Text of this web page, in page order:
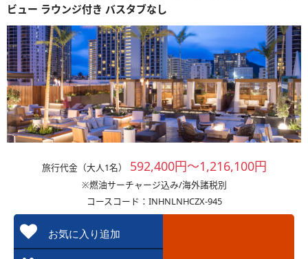
ビュー ラウンジ付き バスタブなし
旅行代金（大人1名） 592,400円～1,216,100円
※燃油サーチャージ込み/海外諸税別
コースコード：INHNLNHCZX-945
お気に入り追加